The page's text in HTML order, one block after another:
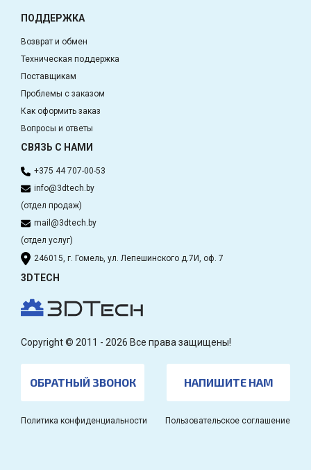
ПОДДЕРЖКА
Возврат и обмен
Техническая поддержка
Поставщикам
Проблемы с заказом
Как оформить заказ
Вопросы и ответы
СВЯЗЬ С НАМИ
+375 44 707-00-53
info@3dtech.by
(отдел продаж)
mail@3dtech.by
(отдел услуг)
246015, г. Гомель, ул. Лепешинского д.7И, оф. 7
3DTECH
Copyright © 2011 - 2026 Все права защищены!
ОБРАТНЫЙ ЗВОНОК НАПИШИТЕ НАМ
Политика конфиденциальности Пользовательское соглашение